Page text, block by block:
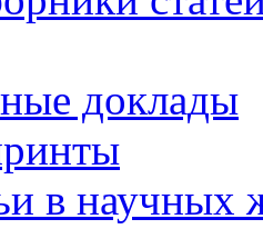
доклады
в научных